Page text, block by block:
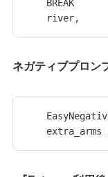
BREAK
river,
ネガティブプロン